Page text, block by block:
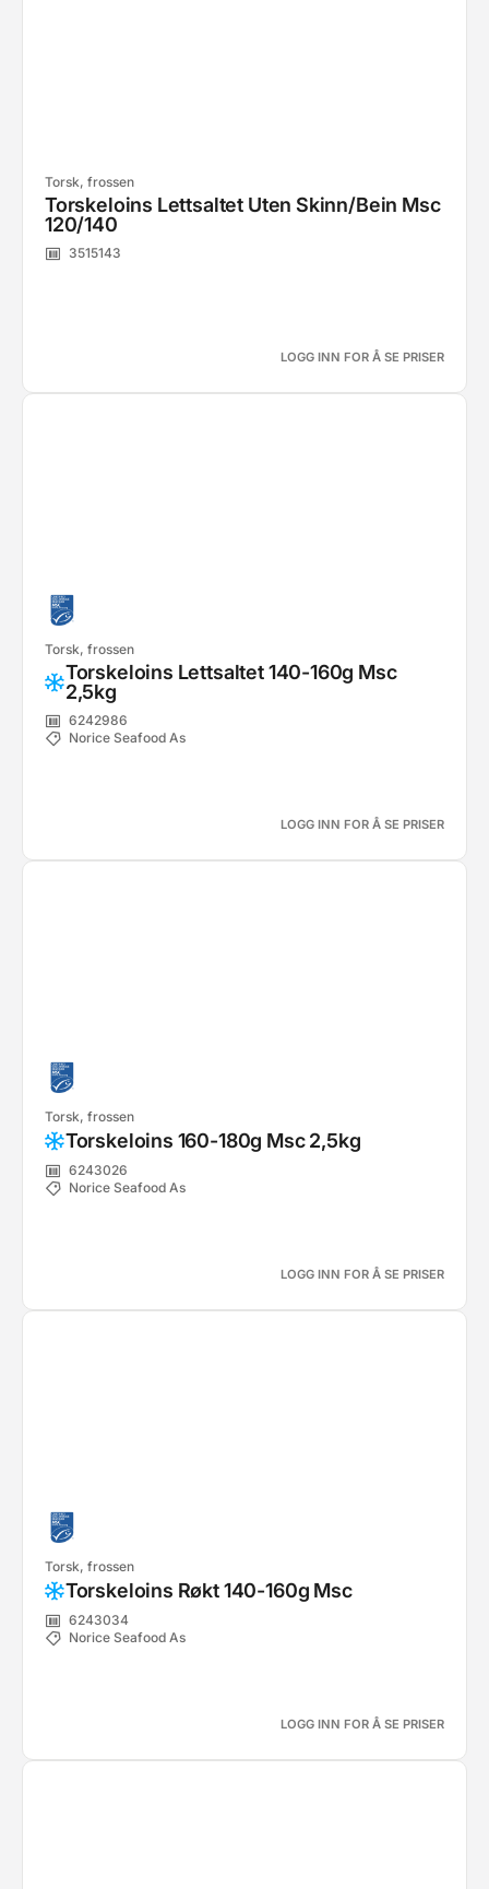
Torsk, frossen
Torskeloins Lettsaltet Uten Skinn/Bein Msc
120/140
3515143
LOGG INN FOR Å SE PRISER
Torsk, frossen
Torskeloins Lettsaltet 140-160g Msc
2,5kg
6242986
Norice Seafood As
LOGG INN FOR Å SE PRISER
Torsk, frossen
Torskeloins 160-180g Msc 2,5kg
6243026
Norice Seafood As
LOGG INN FOR Å SE PRISER
Torsk, frossen
Torskeloins Røkt 140-160g Msc
6243034
Norice Seafood As
LOGG INN FOR Å SE PRISER